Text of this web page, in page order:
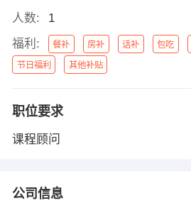
人数:
1
福利:
餐补 房补 话补 包吃
节日福利 其他补贴
职位要求
课程顾问
公司信息